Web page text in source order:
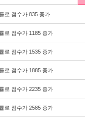
로 점수가 835 증가
로 점수가 1185 증가
로 점수가 1535 증가
로 점수가 1885 증가
로 점수가 2235 증가
로 점수가 2585 증가